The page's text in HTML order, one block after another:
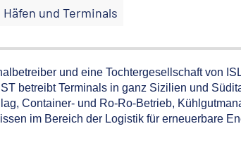
Häfen und Terminals
und eine Tochtergesellschaft von
betreibt Terminals in ganz Sizilien und
Container- und Ro-Ro-Betrieb,
im Bereich der Logistik für erneuerbare